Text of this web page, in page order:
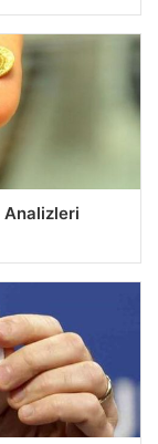
Analizleri